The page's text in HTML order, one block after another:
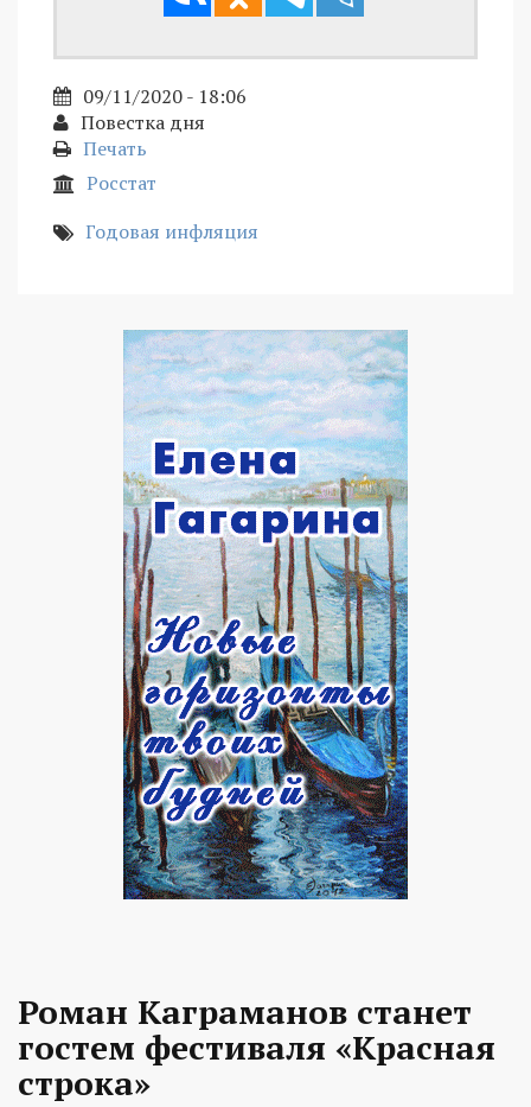
09/11/2020 - 18:06
Повестка дня
Печать
Росстат
Годовая инфляция
Роман Каграманов станет
гостем фестиваля «Красная
строка»